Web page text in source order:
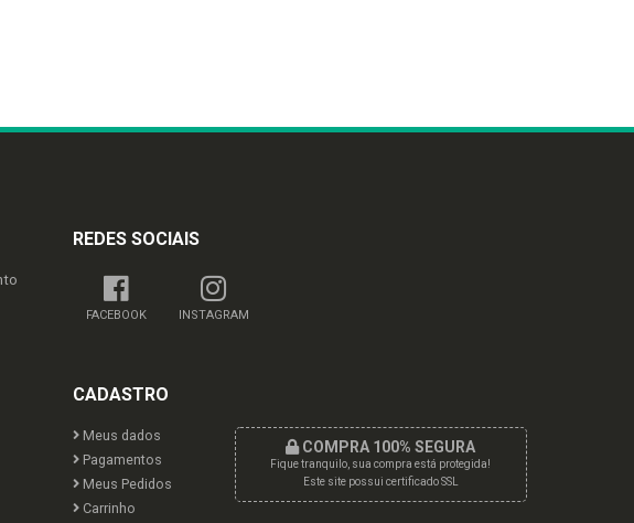
REDES SOCIAIS
FACEBOOK INSTAGRAM
CADASTRO
Meus dados
Pagamentos
Meus Pedidos
Carrinho
COMPRA 100% SEGURA
Fique tranquilo, sua compra está protegida!
Este site possui certificado SSL